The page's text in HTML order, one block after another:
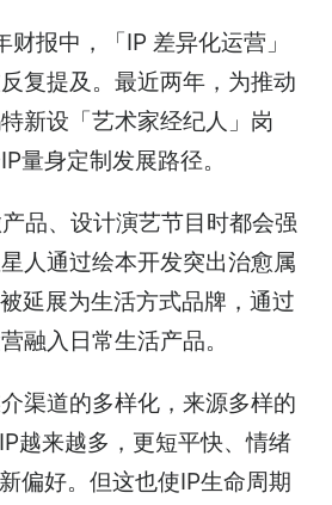
报中，「IP 差异化运营」
复提及。最近两年，为推动
新设「艺术家经纪人」岗
量身定制发展路径。
品、设计演艺节目时都会强
人通过绘本开发突出治愈属
延展为生活方式品牌，通过
融入日常生活产品。
渠道的多样化，来源多样的
越来越多，更短平快、情绪
偏好。但这也使IP生命周期